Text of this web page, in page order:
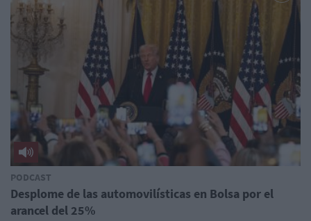
PODCAST
Desplome de las automovilísticas en Bolsa por el
arancel del 25%